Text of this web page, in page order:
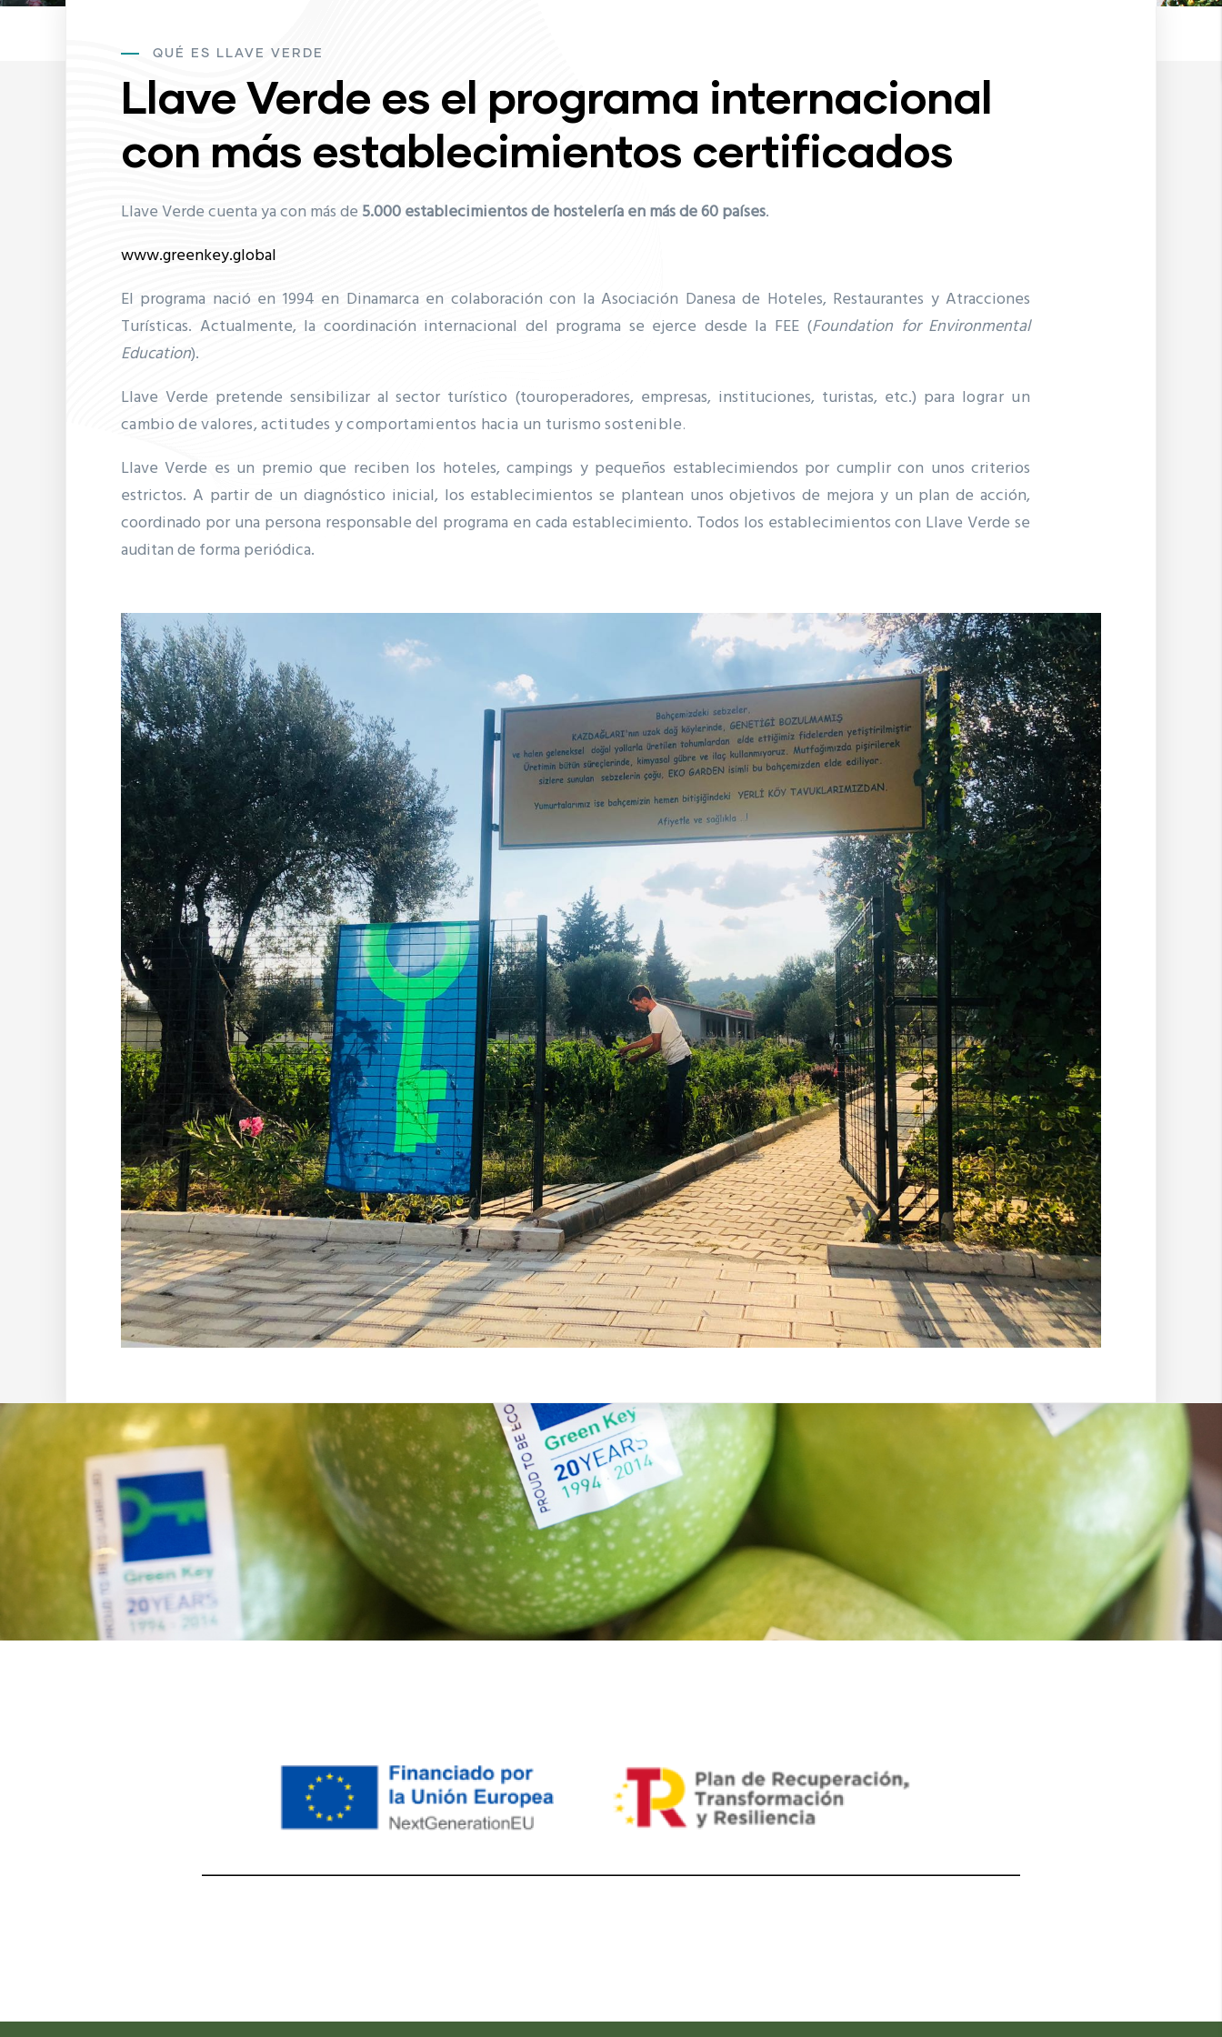
QUÉ ES LLAVE VERDE
Llave Verde es el programa internacional
con más establecimientos certificados
Llave Verde cuenta ya con más de 5.000 establecimientos de hostelería en más de 60 países.
www.greenkey.global
El programa nació en 1994 en Dinamarca en colaboración con la Asociación Danesa de Hoteles, Restaurantes y Atracciones
Turísticas. Actualmente, la coordinación internacional del programa se ejerce desde la FEE (Foundation for Environmental
Education).
Llave Verde pretende sensibilizar al sector turístico (touroperadores, empresas, instituciones, turistas, etc.) para lograr un
cambio de valores, actitudes y comportamientos hacia un turismo sostenible.
Llave Verde es un premio que reciben los hoteles, campings y pequeños establecimiendos por cumplir con unos criterios
estrictos. A partir de un diagnóstico inicial, los establecimientos se plantean unos objetivos de mejora y un plan de acción,
coordinado por una persona responsable del programa en cada establecimiento. Todos los establecimientos con Llave Verde se
auditan de forma periódica.